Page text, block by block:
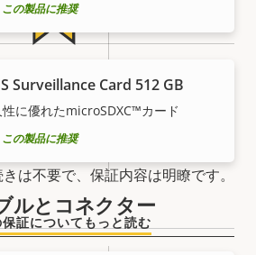
この製品に推奨
Surveillance Card 512 GB
に優れたmicroSDXC™カード
この製品に推奨
ルとコネクター
の5年間保証
証は、5年間のトラブルフリーの製
用対効果を高めるものです。ま
は不要で、保証内容は明瞭です。
証についてもっと読む